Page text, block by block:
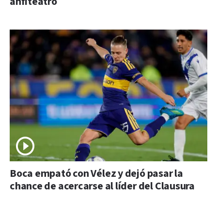
Boca empató con Vélez y dejó pasar la
chance de acercarse al líder del Clausura